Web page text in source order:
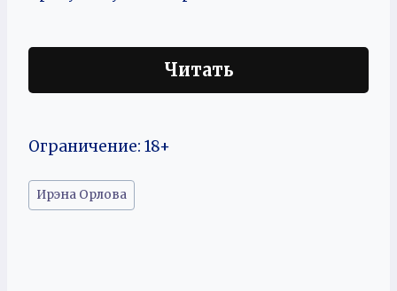
Читать
Ограничение: 18+
Метки
записи:
Ирэна Орлова